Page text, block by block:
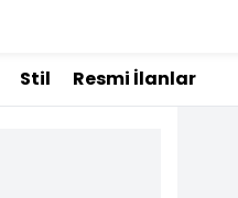
Stil Resmi İlanlar